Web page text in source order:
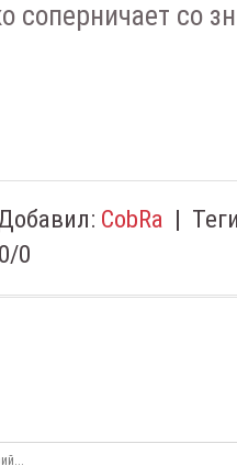
соперничает со
: CobRa |
/0